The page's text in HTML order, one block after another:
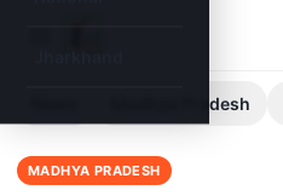
Madhya Pradesh
MADHYA PRADESH